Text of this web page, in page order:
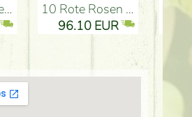
10 Rote Rosen im Paralel Strauss - Blumenlieferung Budapest
96.10 EUR
kleiner Hertbox